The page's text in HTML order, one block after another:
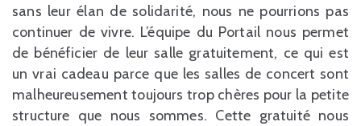
sans leur élan de solidarité, nous ne pourrions pas
continuer de vivre. L’équipe du Portail nous permet
de bénéficier de leur salle gratuitement, ce qui est
un vrai cadeau parce que les salles de concert sont
malheureusement toujours trop chères pour la petite
structure que nous sommes. Cette gratuité nous